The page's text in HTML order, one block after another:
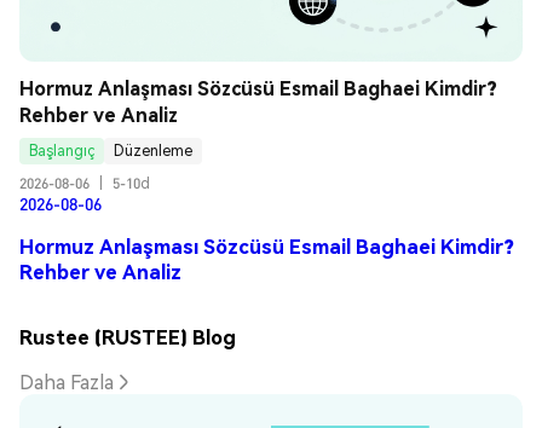
Hormuz Anlaşması Sözcüsü Esmail Baghaei Kimdir?
Rehber ve Analiz
Başlangıç
Düzenleme
2026-08-06
5-10d
2026-08-06
Hormuz Anlaşması Sözcüsü Esmail Baghaei Kimdir?
Rehber ve Analiz
Rustee (RUSTEE) Blog
Daha Fazla